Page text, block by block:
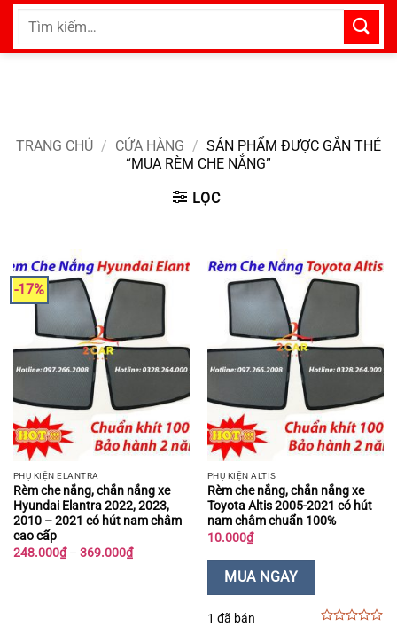
Bỏ
nội
Tìm
TRANG CHỦ / CỬA HÀNG / SẢN PHẨM ĐƯỢC GẮN THẺ
“MUA RÈM CHE NẮNG”
LỌC
-17%
PHỤ KIỆN ELANTRA
Rèm che nắng, chắn nắng xe
Hyundai Elantra 2022, 2023,
2010 – 2021 có hút nam châm
cao cấp
248.000₫ – 369.000₫Khoảng
giá:
PHỤ KIỆN ALTIS
Rèm che nắng, chắn nắng xe
Toyota Altis 2005-2021 có hút
nam châm chuẩn 100%
10.000₫
MUA NGAY
1 đã bán